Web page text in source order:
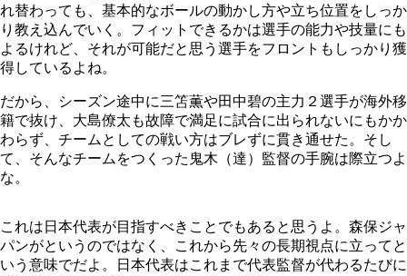
れ替わっても、基本的なボールの動かし方や立ち位置をしっか
り教え込んでいく。フィットできるかは選手の能力や技量にも
よるけれど、それが可能だと思う選手をフロントもしっかり獲
得しているよね。
だから、シーズン途中に三笘薫や田中碧の主力２選手が海外移
籍で抜け、大島僚太も故障で満足に試合に出られないにもかか
わらず、チームとしての戦い方はブレずに貫き通せた。そし
て、そんなチームをつくった鬼木（達）監督の手腕は際立つよ
な。
これは日本代表が目指すべきことでもあると思うよ。森保ジャ
パンがというのではなく、これから先々の長期視点に立ってと
いう意味でだよ。日本代表はこれまで代表監督が代わるたびに